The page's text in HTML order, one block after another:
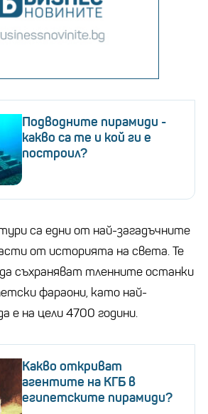
Подводните пирамиди -
какво са те и кой ги е
построил?
са едни от най-загадъчните
от историята на света. Те
съхраняват тленните останки
фараони, като най-
е на цели 4700 години.
Какво откриват
агентите на КГБ в
египетските пирамиди?